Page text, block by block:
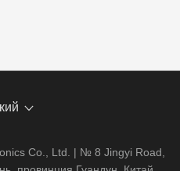
Co., Ltd. | № 8 Jingyi Road,